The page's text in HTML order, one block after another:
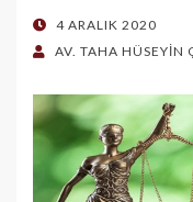
POSTED
ON
4 ARALIK 2020
AV. TAHA HÜSEYİN